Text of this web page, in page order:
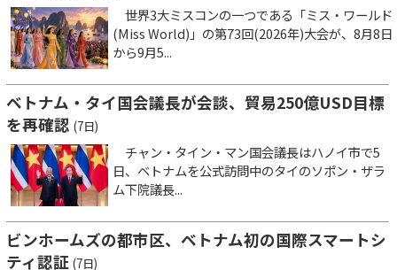
世界3大ミスコンの一つである「ミス・ワールド
(Miss World)」の第73回(2026年)大会が、8月8日
から9月5...
ベトナム・タイ国会議長が会談、貿易250億USD目標
を再確認 (7日)
チャン・タイン・マン国会議長はハノイ市で5
日、ベトナムを公式訪問中のタイのソポン・ザラ
ム下院議長...
ビンホームズの都市区、ベトナム初の国際スマートシ
ティ認証 (7日)